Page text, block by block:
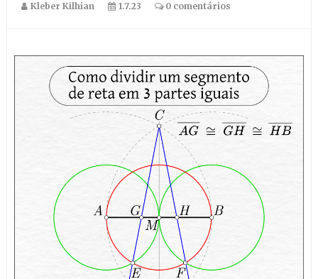
Kleber Kilhian 1.7.23 0 comentários